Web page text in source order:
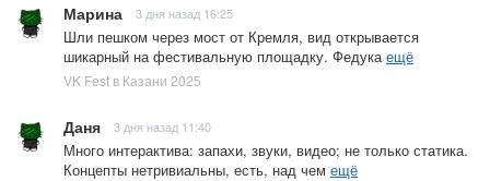
Марина 3 дня назад 16:25
Шли пешком через мост от Кремля, вид открывается
шикарный на фестивальную площадку. Федука ещё
VK Fest в Казани 2025
Даня 3 дня назад 11:40
Много интерактива: запахи, звуки, видео; не только статика.
Концепты нетривиальны, есть, над чем ещё